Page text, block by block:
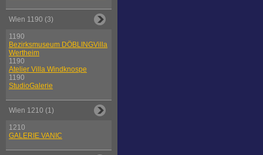
Wien 1190 (3)
1190
Bezirksmuseum DÖBLINGVilla
Wertheim
1190
Atelier Villa Windknospe
1190
StudioGalerie
Wien 1210 (1)
1210
GALERIE VANIC